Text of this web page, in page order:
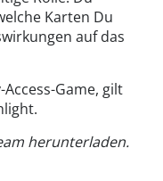
Karten Du
auf das
Game, gilt
herunterladen.